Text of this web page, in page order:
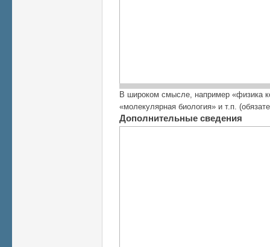
В широком смысле, например «физика
«молекулярная биология» и т.п.
Дополнительные сведения